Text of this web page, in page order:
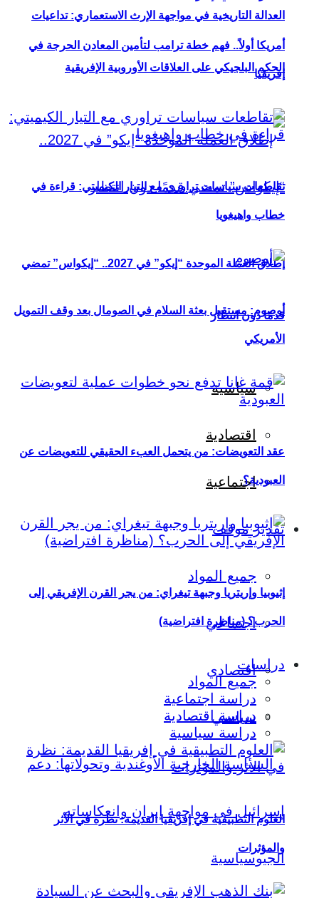
العدالة التاريخية في مواجهة الإرث الاستعماري: تداعيات
الحكم البلجيكي على العلاقات الأوروبية الإفريقية
إطلاق العملة الموحدة “إيكو” في 2027.. “إيكواس” تمضي
قدمًا دون انتظار
سياسية
اقتصادية
اجتماعية
تقدير موقف
جميع المواد
اجتماعي
اقتصادي
سياسي
أمريكا أولاً.. فهم خطة ترامب لتأمين المعادن الحرجة في
إفريقيا
تقاطعات سياسات تراوري مع التيار الكيميتي: قراءة في
خطاب واهيغويا
أوصوم: مستقبل بعثة السلام في الصومال بعد وقف التمويل
الأمريكي
عقد التعويضات: من يتحمل العبء الحقيقي للتعويضات عن
العبودية؟
إثيوبيا وإريتريا وجبهة تيغراي: من يجر القرن الإفريقي إلى
الحرب؟ (مناظرة افتراضية)
دراسات
جميع المواد
دراسة اجتماعية
دراسة اقتصادية
دراسة سياسية
العلوم التطبيقية في إفريقيا القديمة: نظرة في الأثر
والمؤثرات